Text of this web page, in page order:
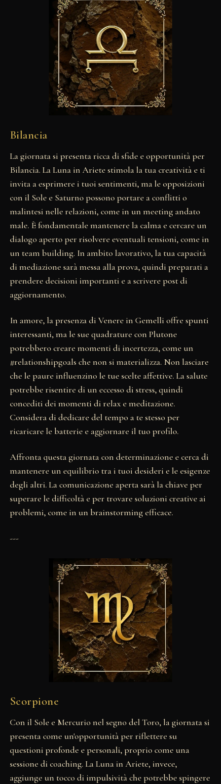
Bilancia
La giornata si presenta ricca di sfide e opportunità per
Bilancia. La Luna in Ariete stimola la tua creatività e ti
invita a esprimere i tuoi sentimenti, ma le opposizioni
con il Sole e Saturno possono portare a conflitti o
malintesi nelle relazioni, come in un meeting andato
male. È fondamentale mantenere la calma e cercare un
dialogo aperto per risolvere eventuali tensioni, come in
un team building. In ambito lavorativo, la tua capacità
di mediazione sarà messa alla prova, quindi preparati a
prendere decisioni importanti e a scrivere post di
aggiornamento.
In amore, la presenza di Venere in Gemelli offre spunti
interessanti, ma le sue quadrature con Plutone
potrebbero creare momenti di incertezza, come un
#relationshipgoals che non si materializza. Non lasciare
che le paure influenzino le tue scelte affettive. La salute
potrebbe risentire di un eccesso di stress, quindi
concediti dei momenti di relax e meditazione.
Considera di dedicare del tempo a te stesso per
ricaricare le batterie e aggiornare il tuo profilo.
Affronta questa giornata con determinazione e cerca di
mantenere un equilibrio tra i tuoi desideri e le esigenze
degli altri. La comunicazione aperta sarà la chiave per
superare le difficoltà e per trovare soluzioni creative ai
problemi, come in un brainstorming efficace.
---
Scorpione
Con il Sole e Mercurio nel segno del Toro, la giornata si
presenta come un'opportunità per riflettere su
questioni profonde e personali, proprio come una
sessione di coaching. La Luna in Ariete, invece,
aggiunge un tocco di impulsività che potrebbe spingere